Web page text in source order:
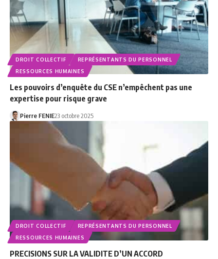
DROIT COLLECTIF
REPRÉSENTANTS DU PERSONNEL
RESSOURCES HUMAINES
Les pouvoirs d’enquête du CSE n’empêchent pas une
expertise pour risque grave
Pierre FENIE23 octobre 2025
DROIT COLLECTIF
REPRÉSENTANTS DU PERSONNEL
RESSOURCES HUMAINES
PRECISIONS SUR LA VALIDITE D’UN ACCORD